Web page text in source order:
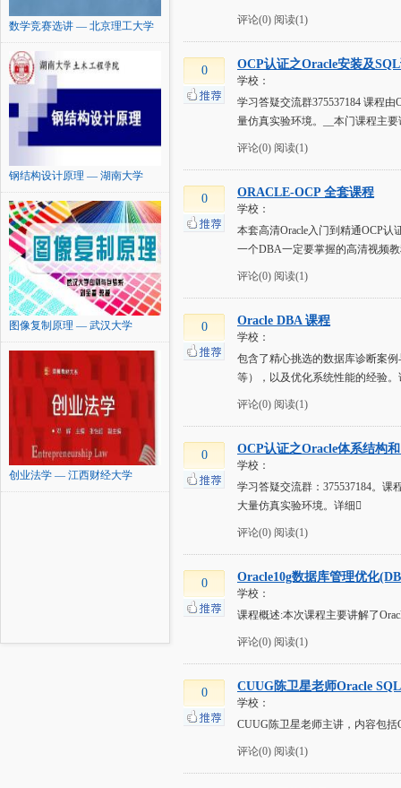
数学竞赛选讲 — 北京理工大学
钢结构设计原理 — 湖南大学
图像复制原理 — 武汉大学
创业法学 — 江西财经大学
评论(0) 阅读(1)
0 OCP认证之Oracle安装及
学校：
学习答疑交流群375537184 课程
量仿真实验环境。__本门课程主
评论(0) 阅读(1)
0 ORACLE-OCP 全套课程
学校：
本套高清Oracle入门到精通OCP
一个DBA一定要掌握的高清视频
评论(0) 阅读(1)
0 Oracle DBA 课程
学校：
包含了精心挑选的数据库诊断案
等），以及优化系统性能的经验。
评论(0) 阅读(1)
0 OCP认证之Oracle体系结构
学校：
学习答疑交流群：375537184。课
大量仿真实验环境。详细
评论(0) 阅读(1)
0 Oracle10g数据库管理优化
学校：
课程概述:本次课程主要讲解了
评论(0) 阅读(1)
0 CUUG陈卫星老师Oracle
学校：
CUUG陈卫星老师主讲，内容包括
评论(0) 阅读(1)